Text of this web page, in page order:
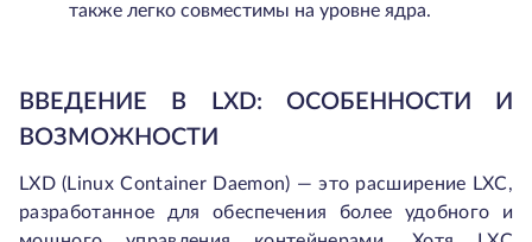
также легко совместимы на уровне ядра.
ВВЕДЕНИЕ В LXD: ОСОБЕННОСТИ И
ВОЗМОЖНОСТИ
LXD (Linux Container Daemon) — это расширение LXC,
разработанное для обеспечения более удобного и